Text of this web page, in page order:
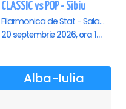
CLASSIC vs POP - Sibiu
Filarmonica de Stat - Sala Thalia, Sibiu
20 septembrie 2026, ora 19:00
Alba-Iulia